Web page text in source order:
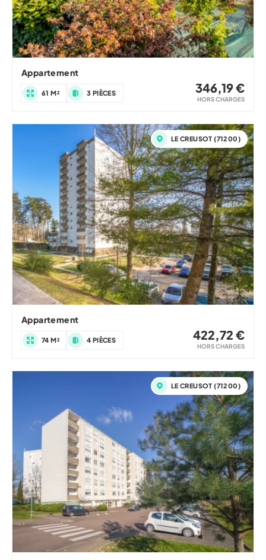
Appartement
61 M² 3 PIÈCES 346,19 €
HORS CHARGES
LE CREUSOT (71200)
Appartement
74 M² 4 PIÈCES 422,72 €
HORS CHARGES
LE CREUSOT (71200)